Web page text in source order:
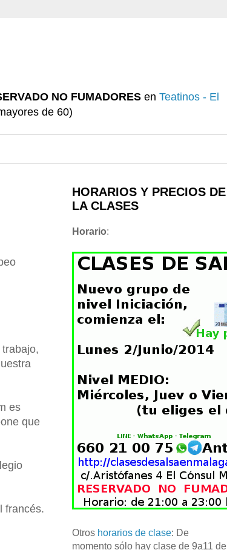
NO FUMADORES en Teatinos - El
de 60)
es
que
francés.
HORARIOS Y PRECIOS DE
LA CLASES
Horario:
Otros horarios de clase: De
momento sólo hay clase de 9a11 de